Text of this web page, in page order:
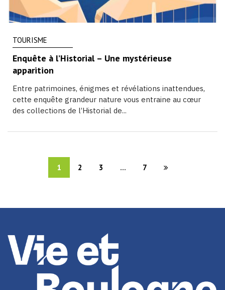
TOURISME
Enquête à l’Historial – Une mystérieuse
apparition
Entre patrimoines, énigmes et révélations inattendues,
cette enquête grandeur nature vous entraine au cœur
des collections de l’Historial de...
1 2 3 ... 7